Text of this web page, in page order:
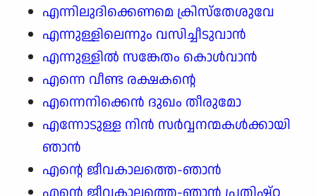
എന്നിലുദിക്കെണമെ ക്രിസ്തേശുവേ
എന്നുള്ളിലെന്നും വസിച്ചീടുവാൻ
എന്നുള്ളിൽ സങ്കേതം കൊൾവാൻ
എന്നെ വീണ്ട രക്ഷകന്റെ
എന്നെനിക്കെൻ ദുഖം തീരുമോ
എന്നോടുള്ള നിൻ സർവ്വനന്മകൾക്കായി
ഞാൻ
എന്റെ ജീവകാലത്തെ-ഞാൻ